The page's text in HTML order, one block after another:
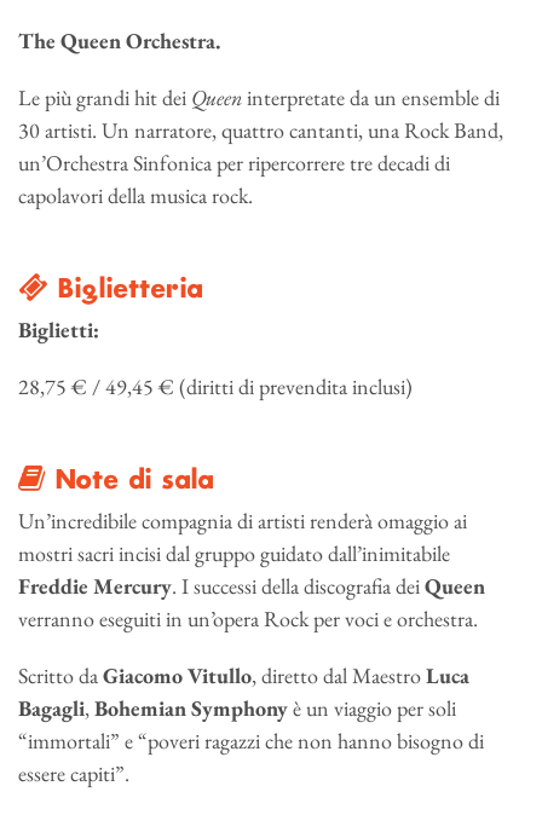
The Queen Orchestra.
Le più grandi hit dei Queeninterpretate da un ensemble di
30 artisti. Un narratore, quattro cantanti, una Rock Band,
un’Orchestra Sinfonica per ripercorrere tre decadi di
capolavori della musica rock.
Biglietteria
Biglietti:
28,75 € / 49,45 € (diritti di prevendita inclusi)
Note di sala
Un’incredibile compagnia di artisti renderà omaggio ai
mostri sacri incisi dal gruppo guidato dall’inimitabile
Freddie Mercury. I successi della discografia deiQueen
verranno eseguiti in un’opera Rock per voci e orchestra.
Scritto daGiacomo Vitullo, diretto dal MaestroLuca
Bagagli,Bohemian Symphonyè un viaggio per soli
“immortali” e “poveri ragazzi che non hanno bisogno di
essere capiti”.